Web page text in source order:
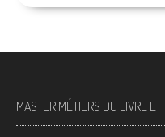
MASTER MÉTIERS DU LIVRE ET